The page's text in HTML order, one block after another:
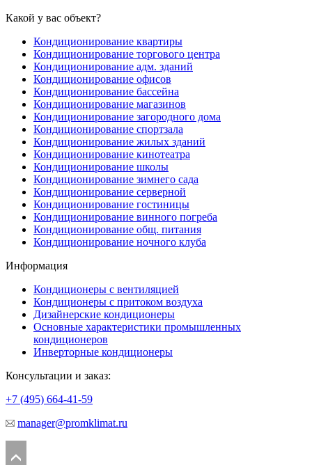
Какой у вас объект?
Кондиционирование квартиры
Кондиционирование торгового центра
Кондиционирование адм. зданий
Кондиционирование офисов
Кондиционирование бассейна
Кондиционирование магазинов
Кондиционирование загородного дома
Кондиционирование спортзала
Кондиционирование жилых зданий
Кондиционирование кинотеатра
Кондиционирование школы
Кондиционирование зимнего сада
Кондиционирование серверной
Кондиционирование гостиницы
Кондиционирование винного погреба
Кондиционирование общ. питания
Кондиционирование ночного клуба
Информация
Кондиционеры с вентиляцией
Кондиционеры с притоком воздуха
Дизайнерские кондиционеры
Основные характеристики промышленных
кондиционеров
Инверторные кондиционеры
Консультации и заказ:
+7 (495) 664-41-59
manager@promklimat.ru